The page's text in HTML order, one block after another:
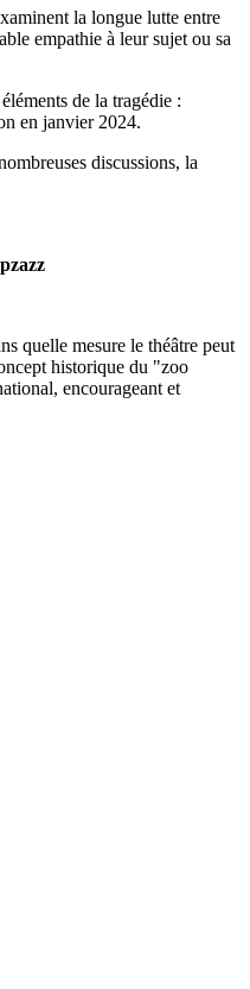
la longue lutte entre
empathie à leur sujet ou sa
de la tragédie :
en janvier 2024.
discussions, la
pzazz
quelle mesure le théâtre peut
historique du "zoo
encourageant et